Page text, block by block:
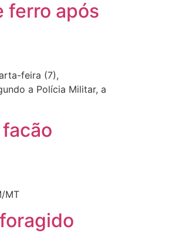
ferro após
feira (7),
a Polícia Militar, a
MT